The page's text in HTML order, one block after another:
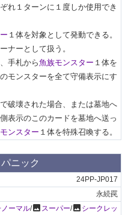
１ターンに１度しか使用でき
１体を対象として発動できる。
ナーとして扱う。
手札から魚族モンスター １体を
モンスターを全て守備表示にす
破壊された場合、または墓地へ
表示のこのカードを墓地へ送っ
ンスター １体を特殊召喚する。
ニック
24PP-JP017
永続罠
ーマル/photo スーパー/photo シークレッ